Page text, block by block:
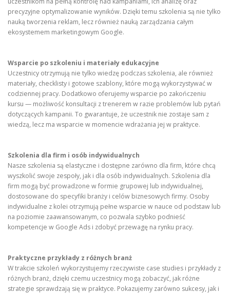
precyzyjne optymalizowanie wyników. Dzięki temu szkolenia są nie tylko
nauką tworzenia reklam, lecz również nauką zarządzania całym
ekosystemem marketingowym Google.
Wsparcie po szkoleniu i materiały edukacyjne
Uczestnicy otrzymują nie tylko wiedzę podczas szkolenia, ale również
materiały, checklisty i gotowe szablony, które mogą wykorzystywać w
codziennej pracy. Dodatkowo oferujemy wsparcie po zakończeniu
kursu — możliwość konsultacji z trenerem w razie problemów lub pytań
dotyczących kampanii. To gwarantuje, że uczestnik nie zostaje sam z
wiedzą, lecz ma wsparcie w momencie wdrażania jej w praktyce.
Szkolenia dla firm i osób indywidualnych
Nasze szkolenia są elastyczne i dostępne zarówno dla firm, które chcą
wyszkolić swoje zespoły, jak i dla osób indywidualnych. Szkolenia dla
firm mogą być prowadzone w formie grupowej lub indywidualnej,
dostosowane do specyfiki branży i celów biznesowych firmy. Osoby
indywidualne z kolei otrzymują pełne wsparcie w nauce od podstaw lub
na poziomie zaawansowanym, co pozwala szybko podnieść
kompetencje w Google Ads i zdobyć przewagę na rynku pracy.
Praktyczne przykłady z różnych branż
W trakcie szkoleń wykorzystujemy rzeczywiste case studies i przykłady z
różnych branż, dzięki czemu uczestnicy mogą zobaczyć, jak różne
strategie sprawdzają się w praktyce. Pokazujemy zarówno sukcesy, jak i